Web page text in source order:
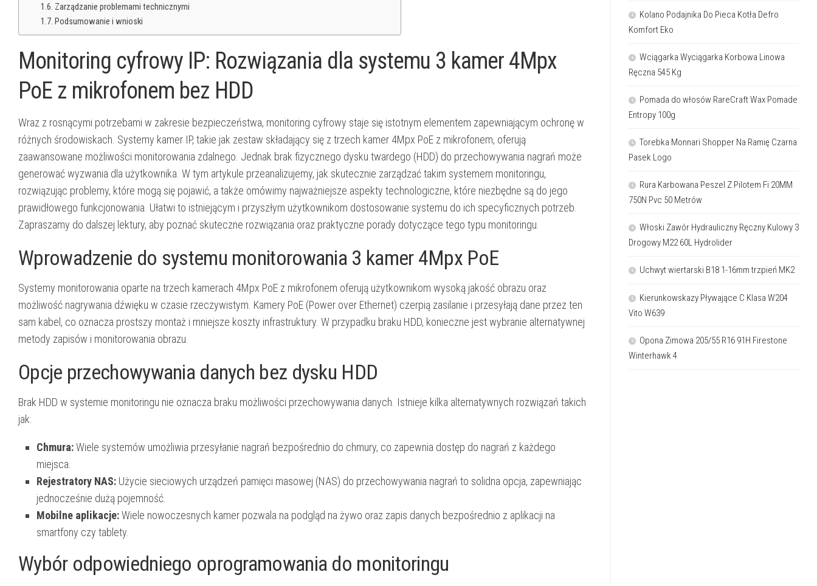
Zarządzanie problemami technicznymi
Podsumowanie i wnioski
Monitoring cyfrowy IP: Rozwiązania dla systemu 3 kamer 4Mpx
PoE z mikrofonem bez HDD
Wraz z rosnącymi potrzebami w zakresie bezpieczeństwa, monitoring cyfrowy staje się istotnym elementem zapewniającym ochronę w
różnych środowiskach. Systemy kamer IP, takie jak zestaw składający się z trzech kamer 4Mpx PoE z mikrofonem, oferują
zaawansowane możliwości monitorowania zdalnego. Jednak brak fizycznego dysku twardego (HDD) do przechowywania nagrań może
generować wyzwania dla użytkownika. W tym artykule przeanalizujemy, jak skutecznie zarządzać takim systemem monitoringu,
rozwiązując problemy, które mogą się pojawić, a także omówimy najważniejsze aspekty technologiczne, które niezbędne są do jego
prawidłowego funkcjonowania. Ułatwi to istniejącym i przyszłym użytkownikom dostosowanie systemu do ich specyficznych potrzeb.
Zapraszamy do dalszej lektury, aby poznać skuteczne rozwiązania oraz praktyczne porady dotyczące tego typu monitoringu.
Wprowadzenie do systemu monitorowania 3 kamer 4Mpx PoE
Systemy monitorowania oparte na trzech kamerach 4Mpx PoE z mikrofonem oferują użytkownikom wysoką jakość obrazu oraz
możliwość nagrywania dźwięku w czasie rzeczywistym. Kamery PoE (Power over Ethernet) czerpią zasilanie i przesyłają dane przez ten
sam kabel, co oznacza prostszy montaż i mniejsze koszty infrastruktury. W przypadku braku HDD, konieczne jest wybranie alternatywnej
metody zapisów i monitorowania obrazu.
Opcje przechowywania danych bez dysku HDD
Brak HDD w systemie monitoringu nie oznacza braku możliwości przechowywania danych. Istnieje kilka alternatywnych rozwiązań takich
jak:
Chmura:Wiele systemów umożliwia przesyłanie nagrań bezpośrednio do chmury, co zapewnia dostęp do nagrań z każdego
miejsca.
Rejestratory NAS: Użycie sieciowych urządzeń pamięci masowej (NAS) do przechowywania nagrań to solidna opcja, zapewniając
jednocześnie dużą pojemność.
Mobilne aplikacje:Wiele nowoczesnych kamer pozwala na podgląd na żywo oraz zapis danych bezpośrednio z aplikacji na
smartfony czy tablety.
Wybór odpowiedniego oprogramowania do monitoringu
Kolano Podajnika Do Pieca Kotła Defro
Komfort Eko
Wciągarka Wyciągarka Korbowa Linowa
Ręczna 545 Kg
Pomada do włosów RareCraft Wax Pomade
Entropy 100g
Torebka Monnari Shopper Na Ramię Czarna
Pasek Logo
Rura Karbowana Peszel Z Pilotem Fi 20MM
750N Pvc 50 Metrów
Włoski Zawór Hydrauliczny Ręczny Kulowy 3
Drogowy M22 60L Hydrolider
Uchwyt wiertarski B18 1-16mm trzpień MK2
Kierunkowskazy Pływające C Klasa W204
Vito W639
Opona Zimowa 205/55 R16 91H Firestone
Winterhawk 4